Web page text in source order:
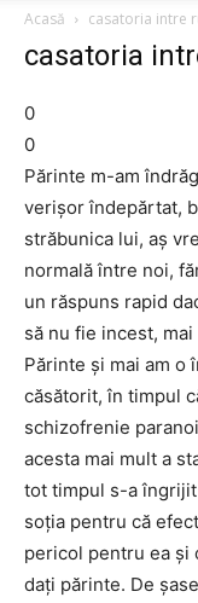
Acasă
casatoria intre
casatoria
0
0
Părinte m-am
verișor îndepărtat,
străbunica lui, aș
normală între noi,
un răspuns rapid
să nu fie incest,
Părinte și mai am o
căsătorit, în timpul
schizofrenie
acesta mai mult a
tot timpul s-a
soția pentru că
pericol pentru ea și
dați părinte. De